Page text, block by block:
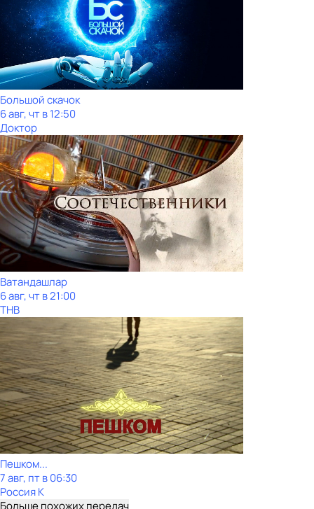
Большой скачок
6 авг, чт в 12:50
Доктор
Ватандашлар
6 авг, чт в 21:00
ТНВ
Пешком...
7 авг, пт в 06:30
Россия К
Больше похожих передач